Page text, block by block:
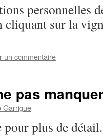
personnelles
cliquant sur la
un commentaire
pas
Garrigue
plus de détail.